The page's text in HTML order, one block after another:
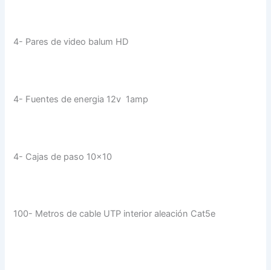
4- Pares de video balum HD
4- Fuentes de energia 12v 1amp
4- Cajas de paso 10×10
100- Metros de cable UTP interior aleación Cat5e